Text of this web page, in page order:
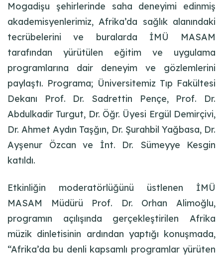
Mogadişu şehirlerinde saha deneyimi edinmiş
akademisyenlerimiz, Afrika’da sağlık alanındaki
tecrübelerini ve buralarda İMÜ MASAM
tarafından yürütülen eğitim ve uygulama
programlarına dair deneyim ve gözlemlerini
paylaştı. Programa; Üniversitemiz Tıp Fakültesi
Dekanı Prof. Dr. Sadrettin Pençe, Prof. Dr.
Abdulkadir Turgut, Dr. Öğr. Üyesi Ergül Demirçivi,
Dr. Ahmet Aydın Taşğın, Dr. Şurahbil Yağbasa, Dr.
Ayşenur Özcan ve İnt. Dr. Sümeyye Kesgin
katıldı.
Etkinliğin moderatörlüğünü üstlenen İMÜ
MASAM Müdürü Prof. Dr. Orhan Alimoğlu,
programın açılışında gerçekleştirilen Afrika
müzik dinletisinin ardından yaptığı konuşmada,
“Afrika’da bu denli kapsamlı programlar yürüten